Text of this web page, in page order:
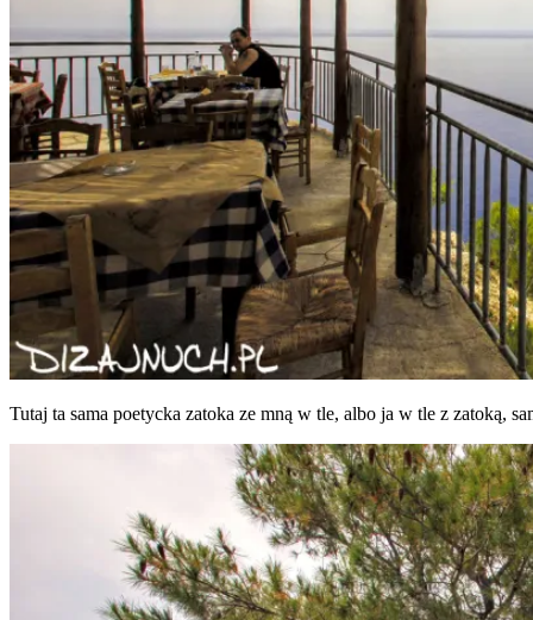
Tutaj ta sama poetyc­ka zato­ka ze mną w tle, albo ja w tle z zato­ką,